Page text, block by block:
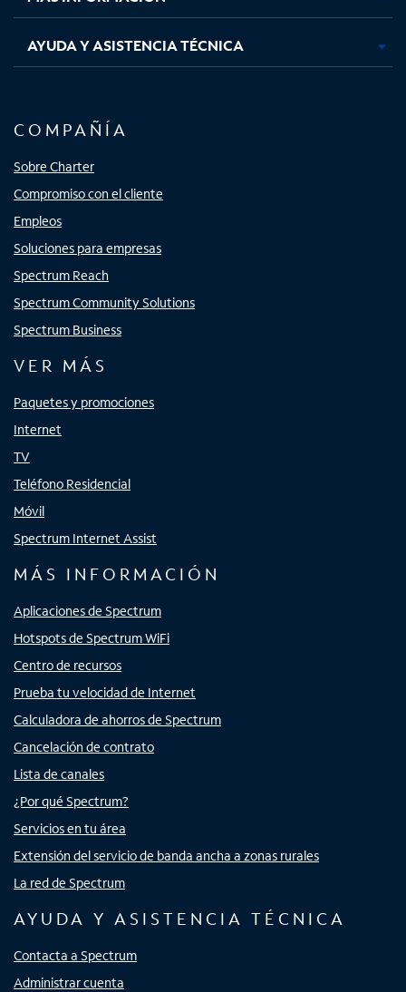
AYUDA Y ASISTENCIA TÉCNICA
COMPAÑÍA
Sobre Charter
Compromiso con el cliente
Empleos
Soluciones para empresas
Spectrum Reach
Spectrum Community Solutions
Spectrum Business
VER MÁS
Paquetes y promociones
Internet
TV
Teléfono Residencial
Móvil
Spectrum Internet Assist
MÁS INFORMACIÓN
Aplicaciones de Spectrum
Hotspots de Spectrum WiFi
Centro de recursos
Prueba tu velocidad de Internet
Calculadora de ahorros de Spectrum
Cancelación de contrato
Lista de canales
¿Por qué Spectrum?
Servicios en tu área
Extensión del servicio de banda ancha a zonas rurales
La red de Spectrum
AYUDA Y ASISTENCIA TÉCNICA
Contacta a Spectrum
Administrar cuenta